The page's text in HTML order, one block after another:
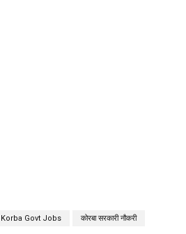
Korba Govt Jobs कोरबा सरकारी नौकरी